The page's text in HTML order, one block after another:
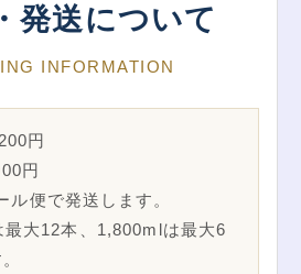
発送について
INFORMATION
円
円
ル便で発送します。
大12本、1,800mlは最大6